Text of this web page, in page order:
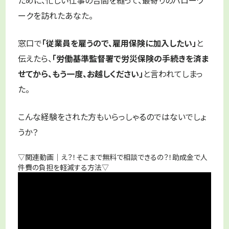
ークを訪れたあなた。
窓口で「従業員を雇うので、雇用保険に加入したい」 と
伝えたら、 「労働基準監督署で労災保険の手続きを済ま
せてから、もう一度、お越しください」 と言われてしまっ
た。
こんな経験をされた方もいらっしゃるのではないでしょ
うか？
▽関連動画｜え？！そこまで無料で相談できるの？！助成金で人
件費の負担を軽減する方法▽